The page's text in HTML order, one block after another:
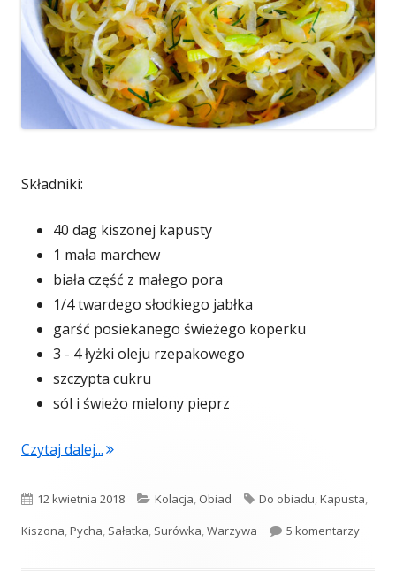
Składniki:
40 dag kiszonej kapusty
1 mała marchew
biała część z małego pora
1/4 twardego słodkiego jabłka
garść posiekanego świeżego koperku
3 - 4 łyżki oleju rzepakowego
szczypta cukru
sól i świeżo mielony pieprz
Czytaj dalej..."Surówka z kiszonej kapusty"
Opublikowano
12 kwietnia 2018 Kategorie
Kolacja Obiad Tagi
Do obiadu Kapusta
Kiszona Pycha Sałatka Surówka Warzywa 5 komentarzydo